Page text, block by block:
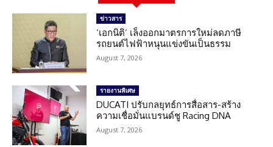
ข่าวสาร
‘เอกนิติ’ เล็งออกมาตรการใหม่ลดภาษี
รถยนต์ไฟฟ้าหนุนแข่งขันเป็นธรรม
August 7, 2026
รายงานพิเศษ
DUCATI ปรับกลยุทธ์การสื่อสาร-สร้าง
ความเชื่อมั่นแบรนด์ชู Racing DNA
August 7, 2026